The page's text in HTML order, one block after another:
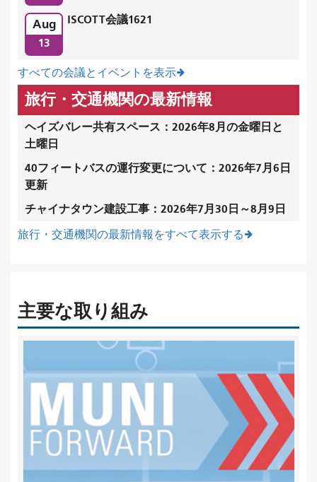
Aug
13
ISCOTT会議1621
すべての会議とイベントを表示
旅行・交通機関の最新情報
ヘイズバレー共有スペース：2026年8月の金曜日と
土曜日
40フィートバスの運行変更について：2026年7月6日
更新
チャイナタウン建設工事：2026年7月30日～8月9日
旅行・交通機関の最新情報をすべて表示する
主要な取り組み